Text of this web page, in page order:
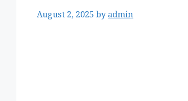
August 2, 2025 byadmin